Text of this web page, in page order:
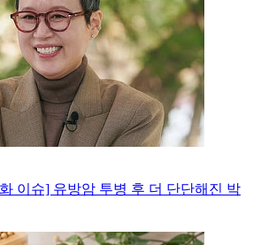
이슈] 유방암 투병 후 더 단단해진 박